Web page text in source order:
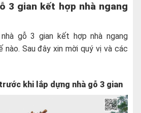
3 gian kết hợp nhà ngang
gỗ 3 gian kết hợp nhà ngang
Sau đây xin mời quý vị và các
khi lắp dựng nhà gỗ 3 gian